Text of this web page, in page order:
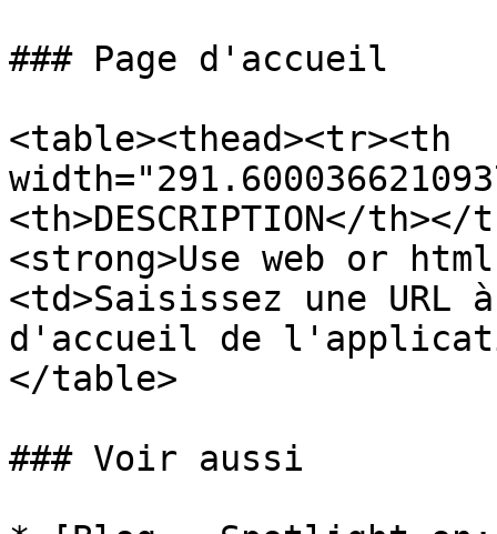
### Page d'accueil
<table><thead><tr><th
<th>DESCRIPTION</
<strong>Use web or
<td>Saisissez une URL
d'accueil de
</table>
### Voir aussi